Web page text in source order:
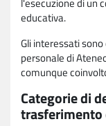
educativa.
Gli interessati
personale di
comunque
Categorie di
trasferimento